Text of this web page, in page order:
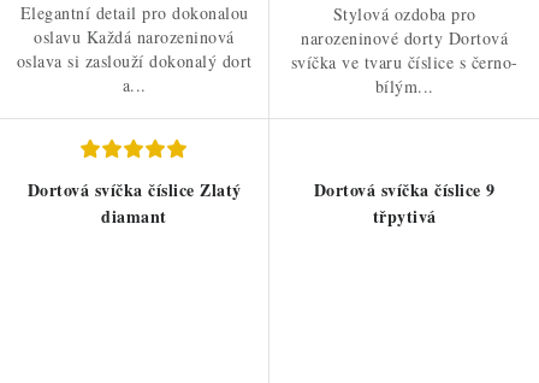
Elegantní detail pro dokonalou
oslavu Každá narozeninová
oslava si zaslouží dokonalý dort
a...
Stylová ozdoba pro
narozeninové dorty Dortová
svíčka ve tvaru číslice s černo-
bílým...
Dortová svíčka číslice Zlatý
diamant
Dortová svíčka číslice 9
třpytivá